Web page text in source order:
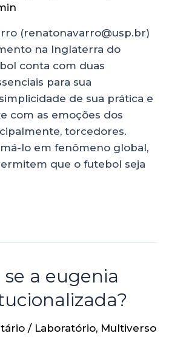
(renatonavarro@usp.br)
na Inglaterra do
conta com duas
para sua
de sua prática e
com as emoções dos
torcedores.
lo em fenômeno global,
que o futebol seja
a eugenia
/ Laboratório, Multiverso